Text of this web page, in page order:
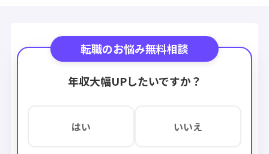
転職のお悩み無料相談
年収大幅UPしたいですか？
はい いいえ